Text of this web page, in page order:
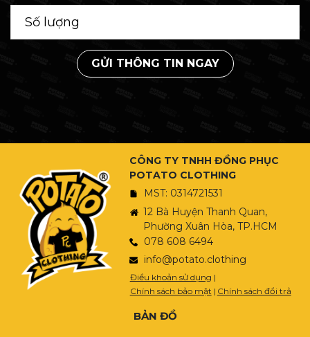
GỬI THÔNG TIN NGAY
CÔNG TY TNHH ĐỒNG PHỤC
POTATO CLOTHING
MST: 0314721531
12 Bà Huyện Thanh Quan,
Phường Xuân Hòa, TP.HCM
078 608 6494
info@potato.clothing
Điều khoản sử dụng |
Chính sách bảo mật | Chính sách đổi trả
BẢN ĐỒ